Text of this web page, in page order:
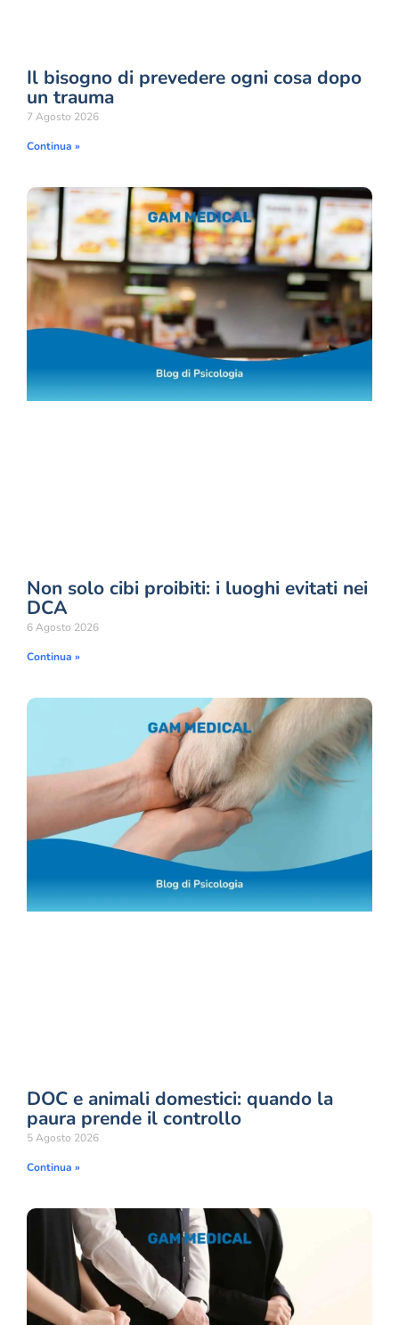
Il bisogno di prevedere ogni cosa dopo
un trauma
7 Agosto 2026
Continua »
Non solo cibi proibiti: i luoghi evitati nei
DCA
6 Agosto 2026
Continua »
DOC e animali domestici: quando la
paura prende il controllo
5 Agosto 2026
Continua »